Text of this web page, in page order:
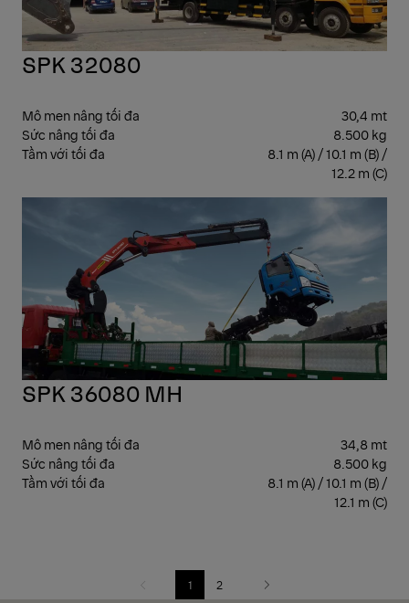
SPK 32080
Mô men nâng tối đa
30,4 mt
Sức nâng tối đa
8.500 kg
Tầm với tối đa
8.1 m (A) / 10.1 m (B) /
12.2 m (C)
SPK 36080 MH
Mô men nâng tối đa
34,8 mt
Sức nâng tối đa
8.500 kg
Tầm với tối đa
8.1 m (A) / 10.1 m (B) /
12.1 m (C)
Previous 1 2 Next